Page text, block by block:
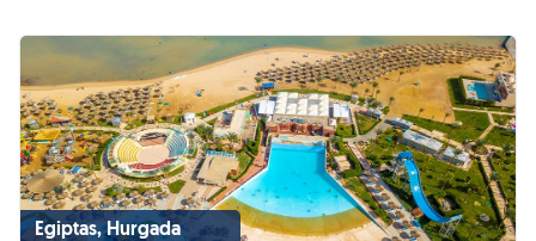
Egiptas, Hurgada